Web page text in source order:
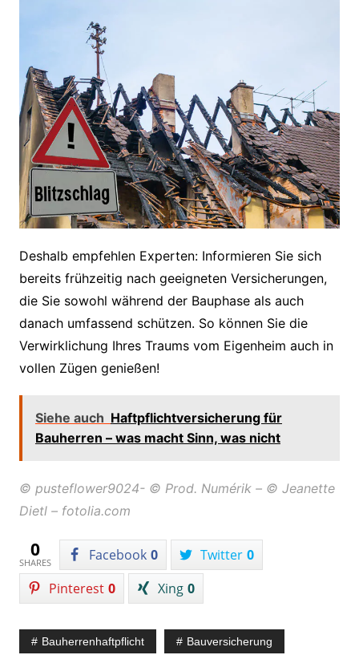
Deshalb empfehlen Experten: Informieren Sie sich
bereits frühzeitig nach geeigneten Versicherungen,
die Sie sowohl während der Bauphase als auch
danach umfassend schützen. So können Sie die
Verwirklichung Ihres Traums vom Eigenheim auch in
vollen Zügen genießen!
Siehe auch Haftpflichtversicherung für
Bauherren – was macht Sinn, was nicht
© pusteflower9024- © Prod. Numérik – © Jeanette
Dietl – fotolia.com
0
SHARES Facebook 0 Twitter 0
Pinterest 0 Xing 0
Bauherrenhaftpflicht Bauversicherung